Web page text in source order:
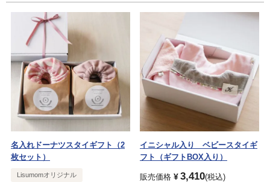
名入れドーナツスタイギフト（2
枚セット）
Lisumomオリジナル
イニシャル入り ベビースタイギ
フト（ギフトBOX入り）
販売価格 ¥3,410 税込